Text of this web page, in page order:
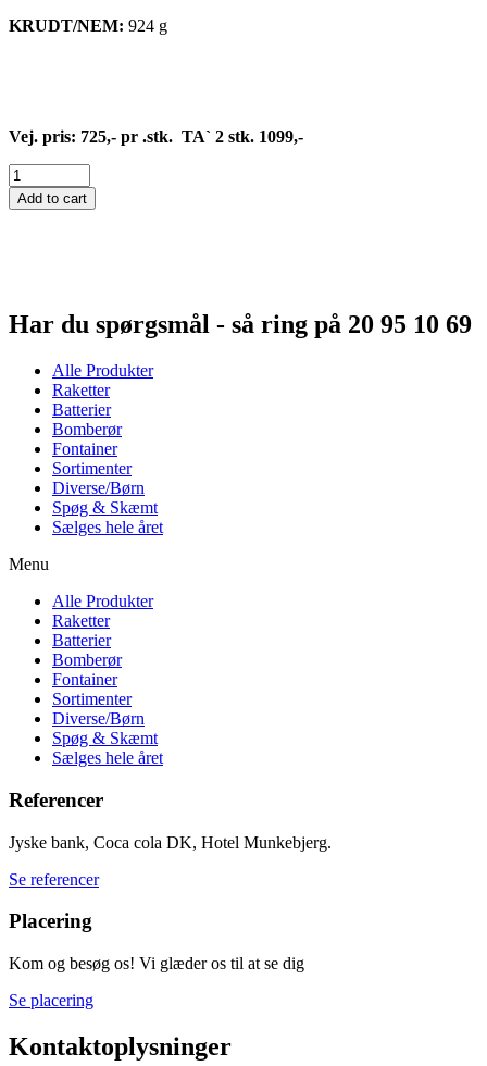
KRUDT/NEM: 924 g
Vej. pris: 725,- pr .stk. TA` 2 stk. 1099,-
SORTIMENT
5
quantity
Add to cart
Har du spørgsmål - så ring på 20 95 10 69
Alle Produkter
Raketter
Batterier
Bomberør
Fontainer
Sortimenter
Diverse/Børn
Spøg & Skæmt
Sælges hele året
Menu
Alle Produkter
Raketter
Batterier
Bomberør
Fontainer
Sortimenter
Diverse/Børn
Spøg & Skæmt
Sælges hele året
Referencer
Jyske bank, Coca cola DK, Hotel Munkebjerg.
Se referencer
Placering
Kom og besøg os! Vi glæder os til at se dig
Se placering
Kontaktoplysninger